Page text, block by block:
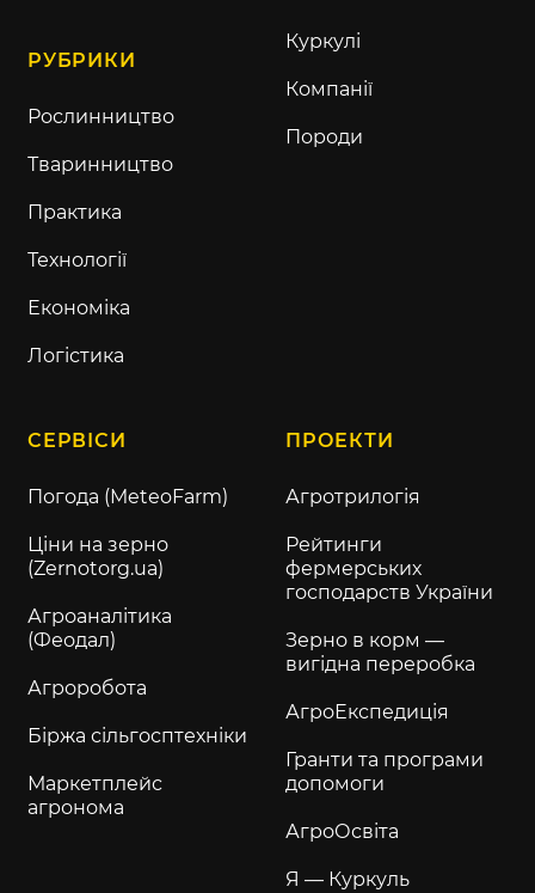
РУБРИКИ
Рослинництво
Тваринництво
Практика
Технології
Економіка
Логістика
Куркулі
Компанії
Породи
СЕРВІСИ
Погода (MeteoFarm)
Ціни на зерно
(Zernotorg.ua)
Агроаналітика
(Феодал)
Агроробота
Біржа сільгосптехніки
Маркетплейс
агронома
ПРОЕКТИ
Агротрилогія
Рейтинги
фермерських
господарств України
Зерно в корм —
вигідна переробка
АгроЕкспедиція
Гранти та програми
допомоги
АгроОсвіта
Я — Куркуль